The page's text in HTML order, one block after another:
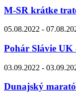
M-SR krátke
05.08.2022 -
Pohár Slávie
03.09.2022 -
Dunajský